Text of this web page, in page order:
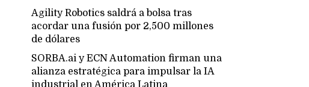
Agility Robotics saldrá a bolsa tras
acordar una fusión por 2,500 millones
de dólares
SORBA.ai y ECN Automation firman una
alianza estratégica para impulsar la IA
industrial en América Latina